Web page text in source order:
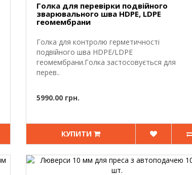
Голка для перевірки подвійного
зварювального шва HDPE, LDPE
геомембрани
Голка для контролю герметичності
подвійного шва HDPE/LDPE
геомембрани.Голка застосовується для
перев..
5990.00 грн.
КУПИТИ